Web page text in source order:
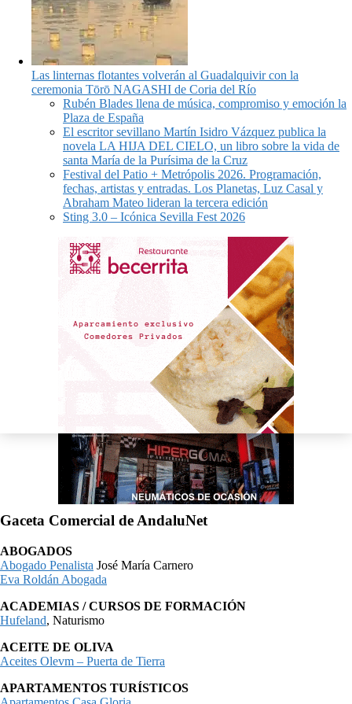
Las linternas flotantes volverán al Guadalquivir con la
ceremonia Tōrō NAGASHI de Coria del Río
Rubén Blades llena de música, compromiso y emoción la
Plaza de España
El escritor sevillano Martín Isidro Vázquez publica la
novela LA HIJA DEL CIELO, un libro sobre la vida de
santa María de la Purísima de la Cruz
Festival del Patio + Metrópolis 2026. Programación,
fechas, artistas y entradas. Los Planetas, Luz Casal y
Abraham Mateo lideran la tercera edición
Sting 3.0 – Icónica Sevilla Fest 2026
Gaceta Comercial de AndaluNet
ABOGADOS
Abogado Penalista José María Carnero
Eva Roldán Abogada
ACADEMIAS / CURSOS DE FORMACIÓN
Hufeland, Naturismo
ACEITE DE OLIVA
Aceites Olevm – Puerta de Tierra
APARTAMENTOS TURÍSTICOS